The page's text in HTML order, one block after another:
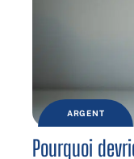
ARGENT
Pourquoi